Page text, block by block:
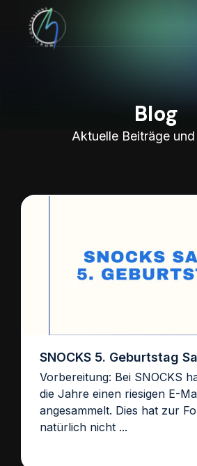
Blog
Aktuelle Beiträge
SNOCKS 5. Geburtstag
Vorbereitung: Bei SNOCKS
die Jahre einen riesigen E-
angesammelt. Dies hat zur
natürlich nicht ...